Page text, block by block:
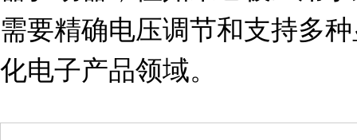
需要精确电压调节和支持多
化电子产品领域。